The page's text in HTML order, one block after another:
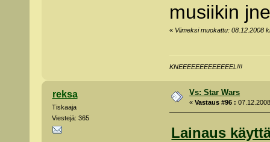
musiikin
« Viimeksi muokattu: 08.12.2008
KNEEEEEEEEEEEEEL!!!
reksa
Tiskaaja
Viestejä: 365
Vs: Star Wars
«Vastaus #96 :
Lainaus